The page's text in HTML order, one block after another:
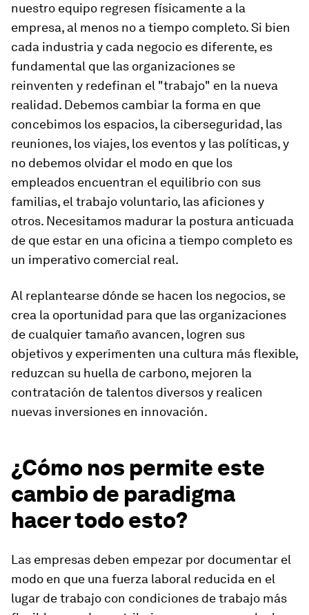
nuestro equipo regresen físicamente a la
empresa, al menos no a tiempo completo. Si bien
cada industria y cada negocio es diferente, es
fundamental que las organizaciones se
reinventen y redefinan el "trabajo" en la nueva
realidad. Debemos cambiar la forma en que
concebimos los espacios, la ciberseguridad, las
reuniones, los viajes, los eventos y las políticas, y
no debemos olvidar el modo en que los
empleados encuentran el equilibrio con sus
familias, el trabajo voluntario, las aficiones y
otros. Necesitamos madurar la postura anticuada
de que estar en una oficina a tiempo completo es
un imperativo comercial real.
Al replantearse dónde se hacen los negocios, se
crea la oportunidad para que las organizaciones
de cualquier tamaño avancen, logren sus
objetivos y experimenten una cultura más flexible,
reduzcan su huella de carbono, mejoren la
contratación de talentos diversos y realicen
nuevas inversiones en innovación.
¿Cómo nos permite este
cambio de paradigma
hacer todo esto?
Las empresas deben empezar por documentar el
modo en que una fuerza laboral reducida en el
lugar de trabajo con condiciones de trabajo más